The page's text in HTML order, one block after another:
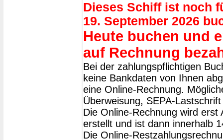
Dieses Schiff ist noch
19. September 2026
Heute buchen und
auf Rechnung
Bei der zahlungspflichtigen
keine Bankdaten von Ihnen
eine Online-Rechnung.
Überweisung, SEPA-
Die Online-Rechnung wird erst
erstellt und ist dann innerhalb
Die Online-